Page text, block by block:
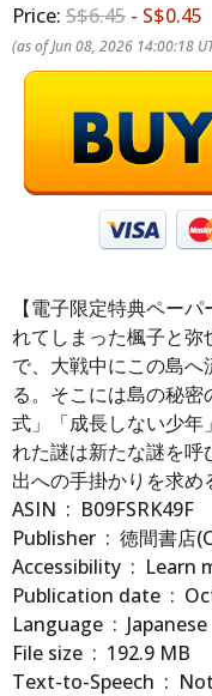
Price: S$6.45 - S$0.45
(as of Jun 08, 2026 14:00:18
【電子限定特典ペー
れてしまった楓子と弥
で、大戦中にこの島
る。そこには島の秘
式」「成長しない少
れた謎は新たな謎を
出への手掛かりを求め
ASIN ‏ : ‎ B09FSRK49F
Publisher ‏ :
Accessibility ‏ :
Language ‏ : ‎ Japanese
File size ‏ : ‎ 192.9 MB
Text-to-